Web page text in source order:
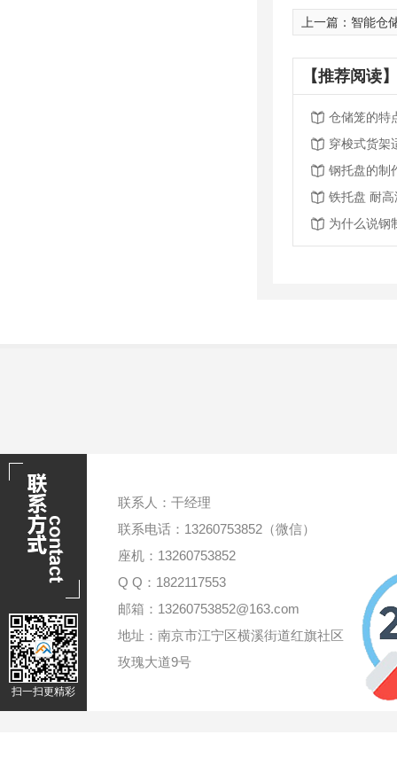
上一篇： 智能仓
【推荐阅读
仓储笼的特
穿梭式货架
钢托盘的制
铁托盘 耐
为什么说钢
扫一扫更精彩
联系人：干经理
联系电话：13260753852（微信）
座机：13260753852
Q Q：1822117553
邮箱：13260753852@163.com
地址：南京市江宁区横溪街道红旗社区
玫瑰大道9号